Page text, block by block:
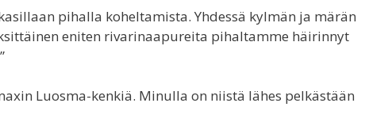
pihalla koheltamista. Yhdessä kylmän ja märän
eniten rivarinaapureita pihaltamme häirinnyt
Luosma-kenkiä. Minulla on niistä lähes pelkästään